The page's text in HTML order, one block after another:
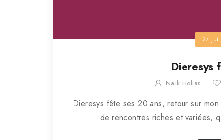
27
Dieresys
Naïk Helias
Dieresys fête ses 20 ans, retour sur
de rencontres riches et variées,